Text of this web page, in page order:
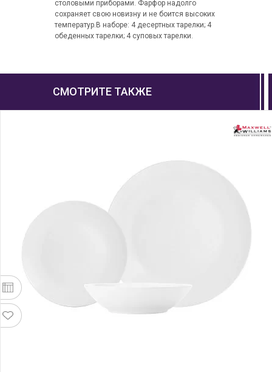
столовыми приборами. Фарфор надолго
сохраняет свою новизну и не боится высоких
температур.В наборе: 4 десертных тарелки; 4
обеденных тарелки; 4 суповых тарелки.
СМОТРИТЕ ТАКЖЕ